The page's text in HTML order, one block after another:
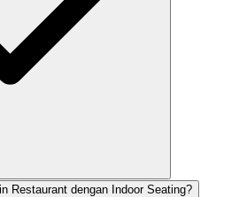
Restaurant dengan Indoor Seating?